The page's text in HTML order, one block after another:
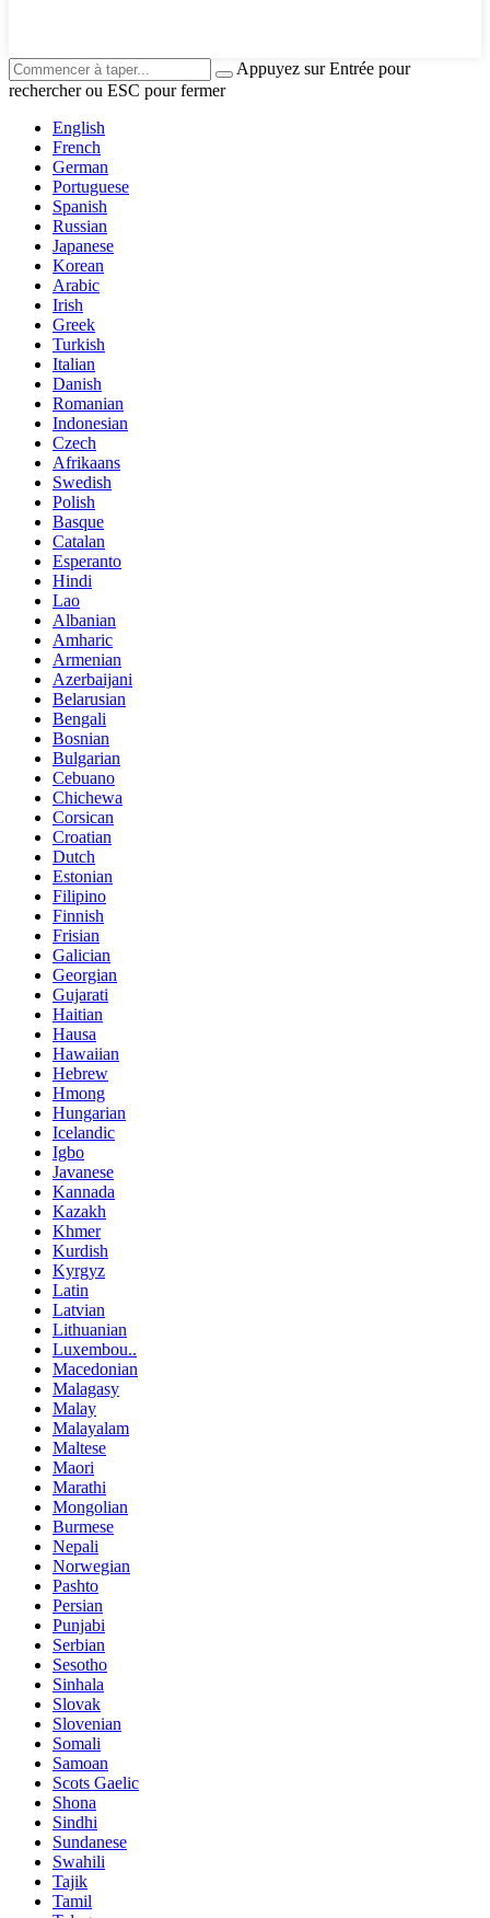
Appuyez sur Entrée pour
rechercher ou ESC pour fermer
English
French
German
Portuguese
Spanish
Russian
Japanese
Korean
Arabic
Irish
Greek
Turkish
Italian
Danish
Romanian
Indonesian
Czech
Afrikaans
Swedish
Polish
Basque
Catalan
Esperanto
Hindi
Lao
Albanian
Amharic
Armenian
Azerbaijani
Belarusian
Bengali
Bosnian
Bulgarian
Cebuano
Chichewa
Corsican
Croatian
Dutch
Estonian
Filipino
Finnish
Frisian
Galician
Georgian
Gujarati
Haitian
Hausa
Hawaiian
Hebrew
Hmong
Hungarian
Icelandic
Igbo
Javanese
Kannada
Kazakh
Khmer
Kurdish
Kyrgyz
Latin
Latvian
Lithuanian
Luxembou..
Macedonian
Malagasy
Malay
Malayalam
Maltese
Maori
Marathi
Mongolian
Burmese
Nepali
Norwegian
Pashto
Persian
Punjabi
Serbian
Sesotho
Sinhala
Slovak
Slovenian
Somali
Samoan
Scots Gaelic
Shona
Sindhi
Sundanese
Swahili
Tajik
Tamil